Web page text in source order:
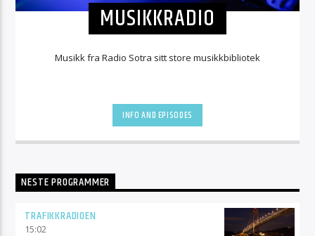
MUSIKKRADIO
Musikk fra Radio Sotra sitt store musikkbibliotek
INFO AND EPISODES
NESTE PROGRAMMER
TRAFIKKRADIOEN
15:02